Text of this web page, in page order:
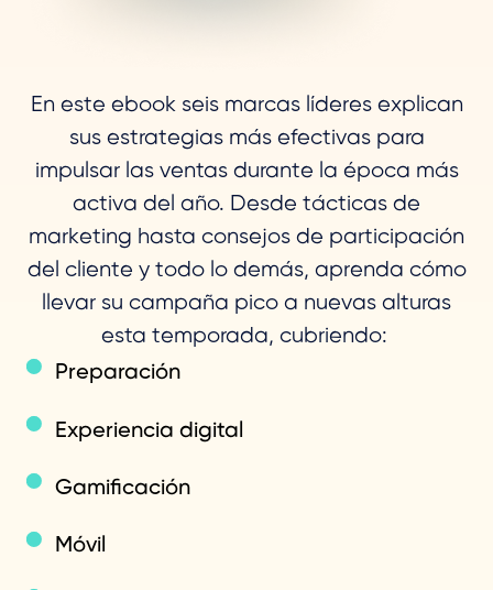
En este ebook seis marcas líderes explican
sus estrategias más efectivas para
impulsar las ventas durante la época más
activa del año. Desde tácticas de
marketing hasta consejos de participación
del cliente y todo lo demás, aprenda cómo
llevar su campaña pico a nuevas alturas
esta temporada, cubriendo:
Preparación
Experiencia digital
Gamificación
Móvil